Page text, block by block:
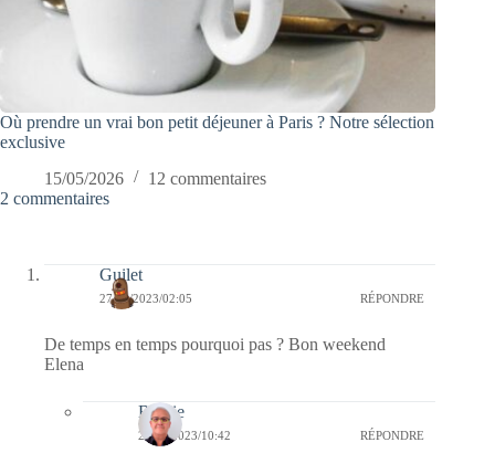
Où prendre un vrai bon petit déjeuner à Paris ? Notre sélection
exclusive
15/05/2026
12 commentaires
2 commentaires
Guilet
27/10/2023/02:05 RÉPONDRE
De temps en temps pourquoi pas ? Bon weekend
Elena
Bernie
27/10/2023/10:42 RÉPONDRE